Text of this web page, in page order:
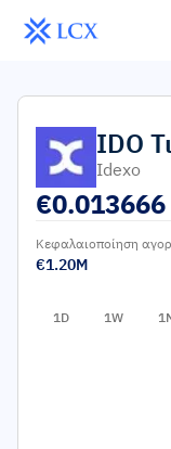
IDO
Idexo
€0.013666
Κεφαλαιοποίηση
€1.20M
1D 1W